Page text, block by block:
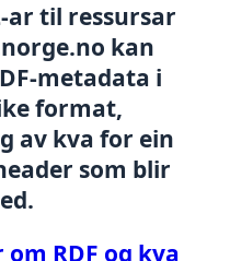
ar til ressursar
kan
metadata i
format,
av kva for ein
som blir
om RDF og kva